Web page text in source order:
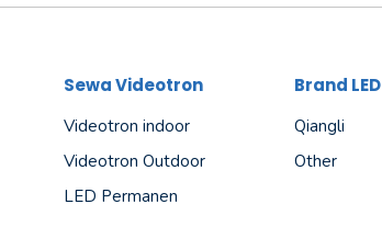
Sewa Videotron
Videotron indoor
Videotron Outdoor
LED Permanen
Brand LED
Qiangli
Other